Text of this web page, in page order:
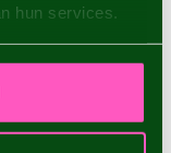
hun services.